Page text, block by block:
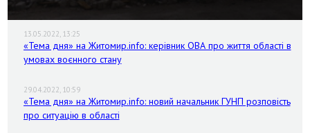
13.05.2022, 13:25
«Тема дня» на Житомир.info: керівник ОВА про життя області в
умовах воєнного стану
29.04.2022, 10:59
«Тема дня» на Житомир.info: новий начальник ГУНП розповість
про ситуацію в області